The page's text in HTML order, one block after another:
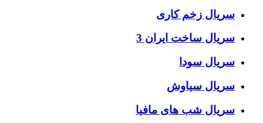
سریال زخم کاری
سریال ساخت ایران 3
سریال سودا
سریال سیاوش
سریال شب های مافیا